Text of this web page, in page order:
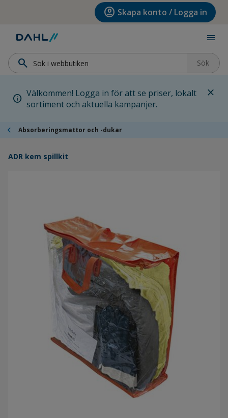
Hoppa till huvudinnehållet account_circle Skapa konto / Logga in
menu
search Sök
info Välkommen! Logga in för att se priser, lokalt
sortiment och aktuella kampanjer.
close
chevron_left Absorberingsmattor och -dukar
ADR kem spillkit